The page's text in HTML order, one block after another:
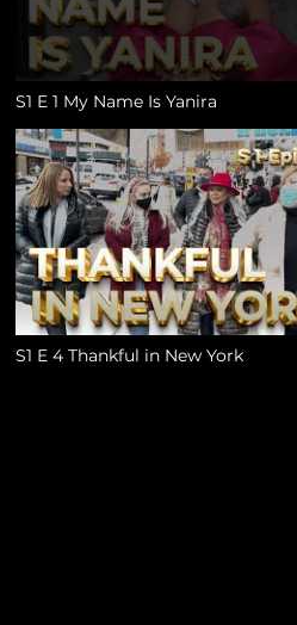
S1 E 1 My Name Is Yanira
S1 E 4 Thankful in New York